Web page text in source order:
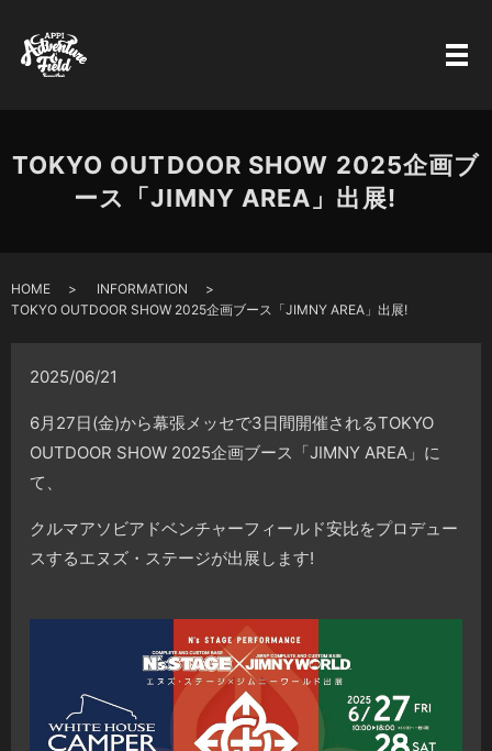
TOKYO OUTDOOR SHOW 2025企画ブ
ース「JIMNY AREA」出展!
HOME
INFORMATION
TOKYO OUTDOOR SHOW 2025企画ブース「JIMNY AREA」出展!
2025/06/21
6月27日(金)から幕張メッセで3日間開催されるTOKYO
OUTDOOR SHOW 2025企画ブース「JIMNY AREA」に
て、
クルマアソビアドベンチャーフィールド安比をプロデュー
スするエヌズ・ステージが出展します!